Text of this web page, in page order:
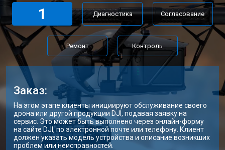
1 Диагностика Согласование
Ремонт Контроль
Заказ:
На этом этапе клиенты инициируют обслуживание своего
дрона или другой продукции DJI, подавая заявку на
сервис. Это может быть выполнено через онлайн-форму
на сайте DJI, по электронной почте или телефону. Клиент
должен указать модель устройства и описание возникших
проблем или неисправностей.